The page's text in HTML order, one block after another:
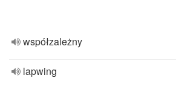
współzależny
lapwing